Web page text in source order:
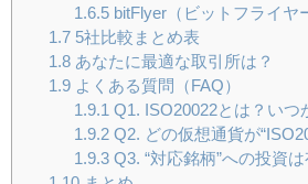
1.6.5bitFlyer（ビットフライヤ
1.75社比較まとめ表
1.8あなたに最適な取引所は？
1.9よくある質問（FAQ）
1.9.1 Q1. ISO20022とは？いつ
1.9.2Q2. どの仮想通貨が
1.9.3Q3. “対応銘柄”への投資は